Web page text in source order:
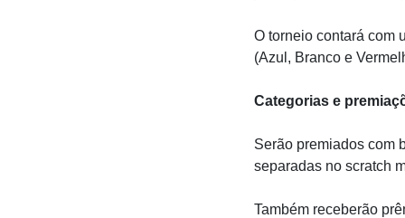
O torneio contará com
(Azul, Branco e
Categorias e
Serão premiados com
separadas no scratch
Também receberão